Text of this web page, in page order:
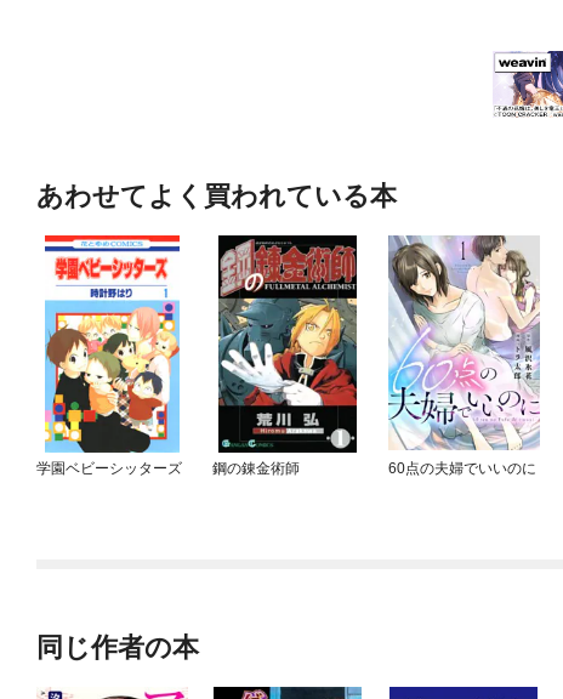
あわせてよく買われている本
学園ベビーシッターズ 鋼の錬金術師 60点の夫婦でいいのに
同じ作者の本